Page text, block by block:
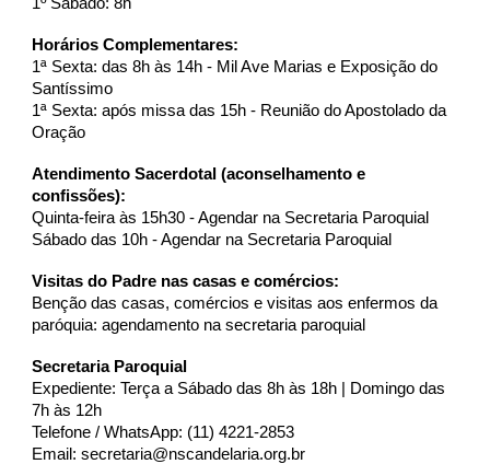
Horários Complementares:
1ª Sexta: das 8h às 14h - Mil Ave Marias e Exposição do
Santíssimo
1ª Sexta: após missa das 15h - Reunião do Apostolado da
Oração
Atendimento Sacerdotal (aconselhamento e
confissões):
Quinta-feira às 15h30 - Agendar na Secretaria Paroquial
Sábado das 10h - Agendar na Secretaria Paroquial
Visitas do Padre nas casas e comércios:
Benção das casas, comércios e visitas aos enfermos da
paróquia: agendamento na secretaria paroquial
Secretaria Paroquial
Expediente: Terça a Sábado das 8h às 18h | Domingo das
7h às 12h
Telefone / WhatsApp: (11) 4221-2853
Email: secretaria@nscandelaria.org.br